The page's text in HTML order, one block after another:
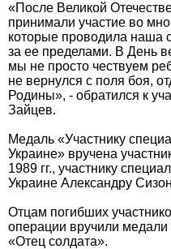
«После Великой
принимали участие во
которые проводила наша
за ее пределами. В День
мы не просто чествуем
не вернулся с поля боя,
Родины», - обратился к
Зайцев.
Медаль «Участнику
Украине» вручена
1989 гг., участнику
Украине Александру
Отцам погибших
операции вручили
«Отец солдата».